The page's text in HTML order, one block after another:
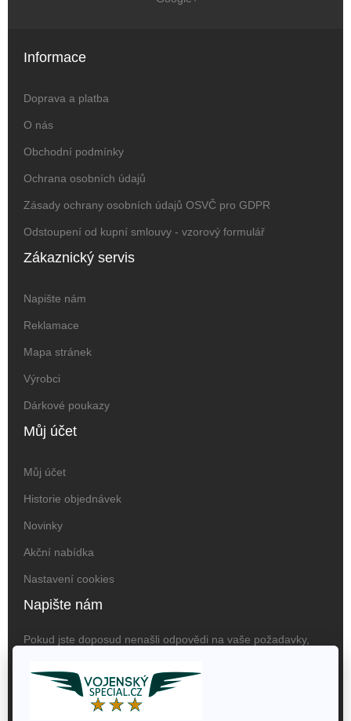
Informace
Doprava a platba
O nás
Obchodní podmínky
Ochrana osobních údajů
Zásady ochrany osobních údajů OSVČ pro GDPR
Odstoupení od kupní smlouvy - vzorový formulář
Zákaznický servis
Napište nám
Reklamace
Mapa stránek
Výrobci
Dárkové poukazy
Můj účet
Můj účet
Historie objednávek
Novinky
Akční nabídka
Nastavení cookies
Napište nám
Pokud jste doposud nenašli odpovědi na vaše požadavky,
Vojenský Special, Jaroslav
Hučko, Krnovská 2764/72,